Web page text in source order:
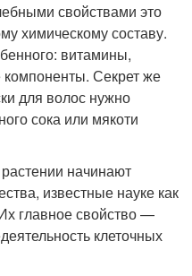
свойствами это
химическому составу.
витамины,
Секрет же
для волос нужно
сока или мякоти
начинают
известные науке как
главное свойство —
клеточных